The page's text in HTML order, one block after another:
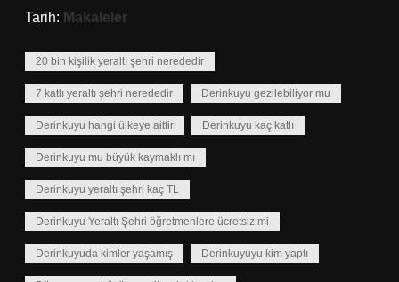
Tarih: Makaleler
20 bin kişilik yeraltı şehri nerededir
7 katlı yeraltı şehri nerededir Derinkuyu gezilebiliyor mu
Derinkuyu hangi ülkeye aittir Derinkuyu kaç katlı
Derinkuyu mu büyük kaymaklı mı
Derinkuyu yeraltı şehri kaç TL
Derinkuyu Yeraltı Şehri öğretmenlere ücretsiz mi
Derinkuyuda kimler yaşamış Derinkuyuyu kim yaptı